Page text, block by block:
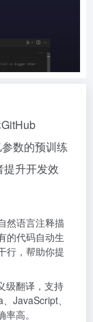
数的预训练
升开发效
然语言注释描
的代码自动生
行，帮助你提
级翻译，支持
JavaScript、
高。